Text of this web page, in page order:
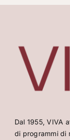
Dal 1955, VIVA
di programmi di